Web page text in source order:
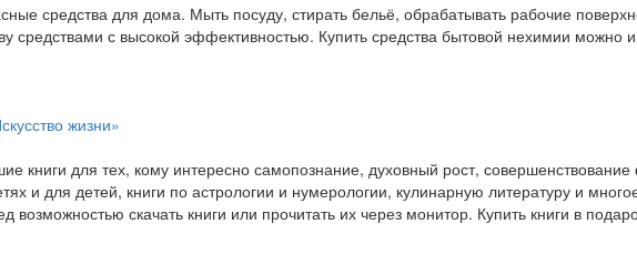
средства для дома. Мыть посуду, стирать бельё, обрабатывать рабочие
средствами с высокой эффективностью. Купить средства бытовой нехимии можно
жизни»
книги для тех, кому интересно самопознание, духовный рост,
и для детей, книги по астрологии и нумерологии, кулинарную литературу и
возможностью скачать книги или прочитать их через монитор. Купить книги в